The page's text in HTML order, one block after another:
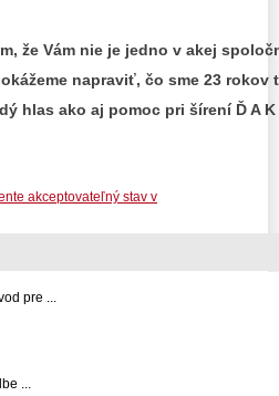
že Vám nie je jedno v akej
napraviť, čo sme 23 rokov
hlas ako aj pomoc pri šírení Ď A
akceptovateľný stav v
pre ...
...